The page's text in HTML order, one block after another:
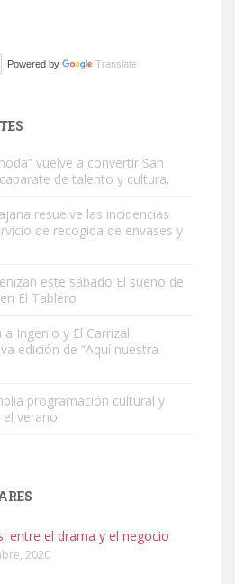
a Los Gatos callejeros de la zona los
en la calle hace menos de un mes,
cari...
Powered by Translate
vuelve a convertir San
de talento y cultura.
resuelve las incidencias
de recogida de envases y
este sábado El sueño de
El Tablero
Ingenio y El Carrizal
edición de “Aquí nuestra
programación cultural y
verano
entre el drama y el negocio
2020